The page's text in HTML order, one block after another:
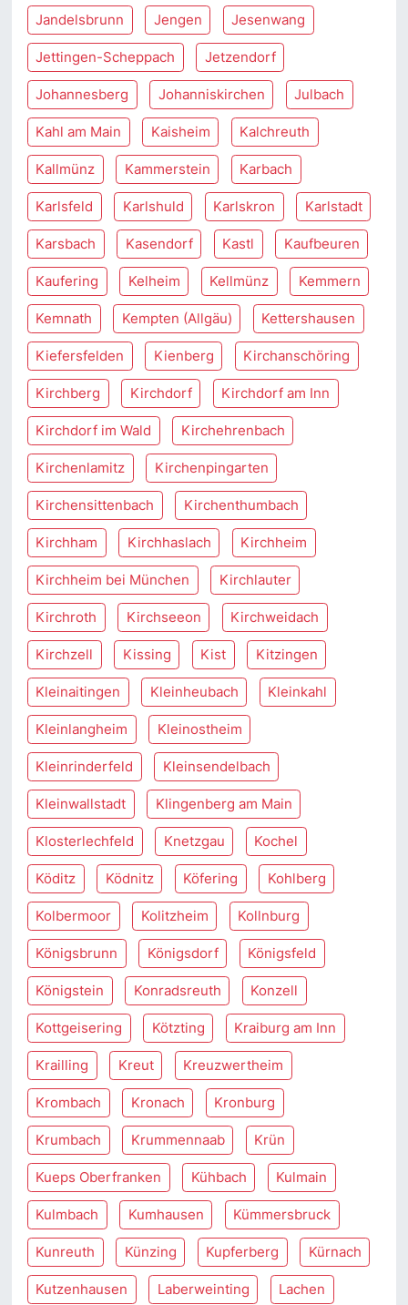
Jandelsbrunn Jengen Jesenwang
Jettingen-Scheppach Jetzendorf
Johannesberg Johanniskirchen Julbach
Kahl am Main Kaisheim Kalchreuth
Kallmünz Kammerstein Karbach
Karlsfeld Karlshuld Karlskron Karlstadt
Karsbach Kasendorf Kastl Kaufbeuren
Kaufering Kelheim Kellmünz Kemmern
Kemnath Kempten (Allgäu) Kettershausen
Kiefersfelden Kienberg Kirchanschöring
Kirchberg Kirchdorf Kirchdorf am Inn
Kirchdorf im Wald Kirchehrenbach
Kirchenlamitz Kirchenpingarten
Kirchensittenbach Kirchenthumbach
Kirchham Kirchhaslach Kirchheim
Kirchheim bei München Kirchlauter
Kirchroth Kirchseeon Kirchweidach
Kirchzell Kissing Kist Kitzingen
Kleinaitingen Kleinheubach Kleinkahl
Kleinlangheim Kleinostheim
Kleinrinderfeld Kleinsendelbach
Kleinwallstadt Klingenberg am Main
Klosterlechfeld Knetzgau Kochel
Köditz Ködnitz Köfering Kohlberg
Kolbermoor Kolitzheim Kollnburg
Königsbrunn Königsdorf Königsfeld
Königstein Konradsreuth Konzell
Kottgeisering Kötzting Kraiburg am Inn
Krailling Kreut Kreuzwertheim
Krombach Kronach Kronburg
Krumbach Krummennaab Krün
Kueps Oberfranken Kühbach Kulmain
Kulmbach Kumhausen Kümmersbruck
Kunreuth Künzing Kupferberg Kürnach
Kutzenhausen Laberweinting Lachen